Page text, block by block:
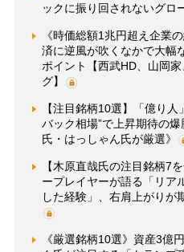
ックに振り回されないグロ
《時価総額1兆円超え企業
済に逆風が吹くなかで大幅
ポイント【西武HD、山岡
グ】
【注目銘柄10選】「億り
バック相場”で上昇期待の
氏・はっしゃん氏が厳選》
【木原直哉氏の注目銘柄7
ープレイヤーが語る「リア
した経験」、右肩上がりが
《厳選銘柄10選》資産3億